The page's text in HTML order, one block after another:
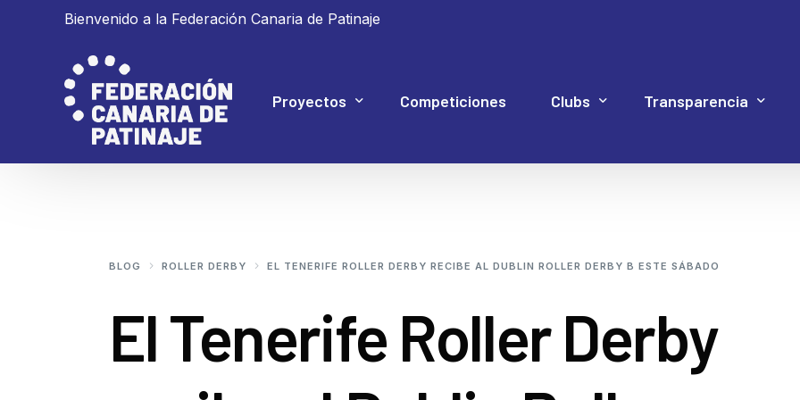
Bienvenido a la Federación Canaria de Patinaje
Proyectos Competiciones Clubs
Patinaje artístico
Patinaje velocidad
Transparencia
Elecciones
Estatutos
BLOG ROLLER DERBY EL TENERIFE ROLLER DERBY RECIBE AL DUBLIN ROLLER DERBY B ESTE SÁBADO
El Tenerife Roller Derby